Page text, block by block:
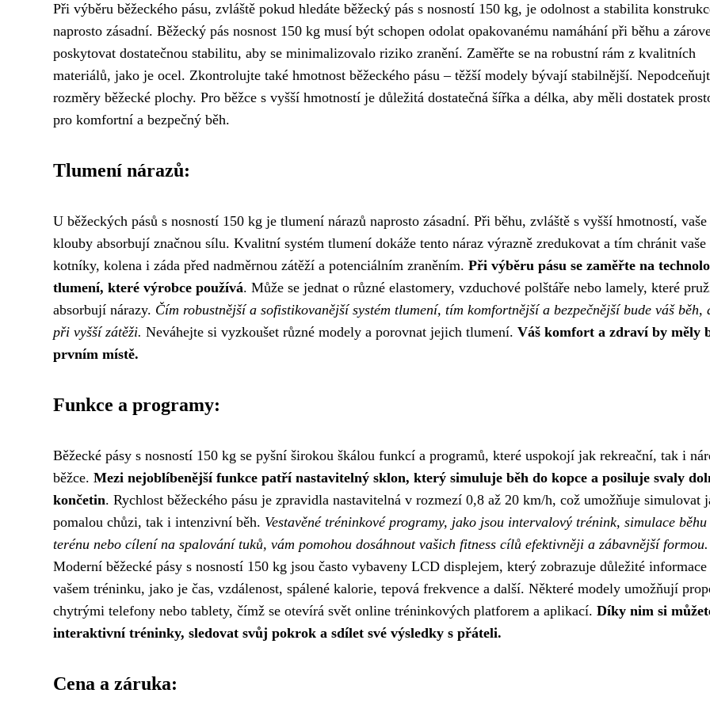
Při výběru běžeckého pásu, zvláště pokud hledáte běžecký pás s nosností 150 kg, je odolnost a stabilita
naprosto zásadní. Běžecký pás nosnost 150 kg musí být schopen odolat opakovanému namáhání při běhu a
poskytovat dostatečnou stabilitu, aby se minimalizovalo riziko zranění. Zaměřte se na robustní rám z kvalitních
materiálů, jako je ocel. Zkontrolujte také hmotnost běžeckého pásu – těžší modely bývají stabilnější.
rozměry běžecké plochy. Pro běžce s vyšší hmotností je důležitá dostatečná šířka a délka, aby měli dostatek
pro komfortní a bezpečný běh.
Tlumení nárazů:
U běžeckých pásů s nosností 150 kg je tlumení nárazů naprosto zásadní. Při běhu, zvláště s vyšší hmotností, vaše
klouby absorbují značnou sílu. Kvalitní systém tlumení dokáže tento náraz výrazně zredukovat a tím chránit vaše
kotníky, kolena i záda před nadměrnou zátěží a potenciálním zraněním. Při výběru pásu se zaměřte na
tlumení, které výrobce používá. Může se jednat o různé elastomery, vzduchové polštáře nebo lamely, které
absorbují nárazy. Čím robustnější a sofistikovanější systém tlumení, tím komfortnější a bezpečnější bude váš běh,
při vyšší zátěži. Neváhejte si vyzkoušet různé modely a porovnat jejich tlumení. Váš komfort a zdraví by měly
prvním místě.
Funkce a programy:
Běžecké pásy s nosností 150 kg se pyšní širokou škálou funkcí a programů, které uspokojí jak rekreační, tak i
běžce. Mezi nejoblíbenější funkce patří nastavitelný sklon, který simuluje běh do kopce a posiluje svaly
končetin. Rychlost běžeckého pásu je zpravidla nastavitelná v rozmezí 0,8 až 20 km/h, což umožňuje simulovat
pomalou chůzi, tak i intenzivní běh. Vestavěné tréninkové programy, jako jsou intervalový trénink, simulace běhu
terénu nebo cílení na spalování tuků, vám pomohou dosáhnout vašich fitness cílů efektivněji a zábavnější formou.
Moderní běžecké pásy s nosností 150 kg jsou často vybaveny LCD displejem, který zobrazuje důležité informace
vašem tréninku, jako je čas, vzdálenost, spálené kalorie, tepová frekvence a další. Některé modely umožňují
chytrými telefony nebo tablety, čímž se otevírá svět online tréninkových platforem a aplikací. Díky nim si
interaktivní tréninky, sledovat svůj pokrok a sdílet své výsledky s přáteli.
Cena a záruka: